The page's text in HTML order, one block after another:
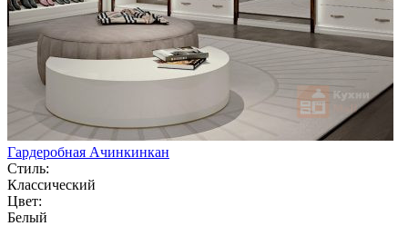
Гардеробная Ачинкинкан
Стиль:
Классический
Цвет:
Белый